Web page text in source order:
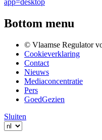
app=desktop
Bottom menu
© Vlaamse Regulator
Cookieverklaring
Contact
Nieuws
Mediaconcentratie
Pers
GoedGezien
Sluiten